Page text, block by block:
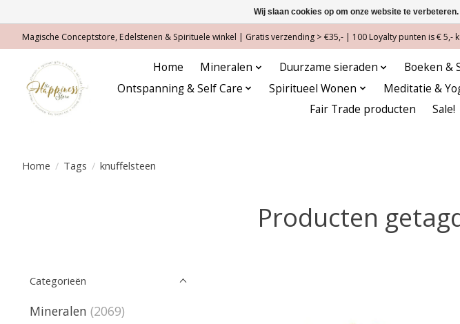
Magische Conceptstore, Edelstenen & Spirituele winkel | Gratis verzending > €35,- | 100 Loyalty punten is € 5,-
Home Mineralen Duurzame sieraden Boeken &
Ontspanning & Self Care
Spiritueel Wonen Meditatie &
Fair Trade producten
Sale!
Home / Tags / knuffelsteen
Producten
Categorieën
Mineralen (2069)
Wij slaan cookies op om onze website te